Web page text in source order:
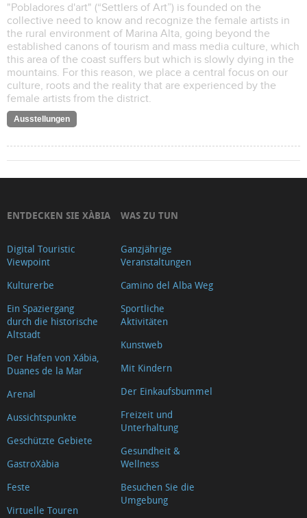
"Pobladores d'art" (“Settlers of Art”) is founded on the
collective need to know and recognize the female artists in
the rural environment of Marina Alta, going beyond the
established canons of tourism and mass media culture, which
this area of the coast suffers but which is slowly dying in the
mountains. For this reason, we place a central focus on our
culture, roots and the reality that are experienced by the
female artists from the district.
Ausstellungen
ENTDECKEN SIE XÀBIA
Digital Touristic
Viewpoint
Kulturerbe
Ein Spaziergang
durch die historische
Altstadt
Der Hafen von Xábia,
Duanes de la Mar
Arenal
Aussichtspunkte
Geschützte Gebiete
GastroXàbia
Feste
Virtuelle Touren
WAS ZU TUN
Ganzjährige
Veranstaltungen
Camino del Alba Weg
Sportliche
Aktivitäten
Kunstweb
Mit Kindern
Der Einkaufsbummel
Freizeit und
Unterhaltung
Gesundheit &
Wellness
Besuchen Sie die
Umgebung